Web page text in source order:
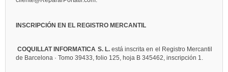
INSCRIPCIÓN EN EL REGISTRO MERCANTIL
COQUILLAT INFORMATICA S. L.está inscrita en el Registro Mercantil
de Barcelona · Tomo 39433, folio 125, hoja B 345462, inscripción 1.